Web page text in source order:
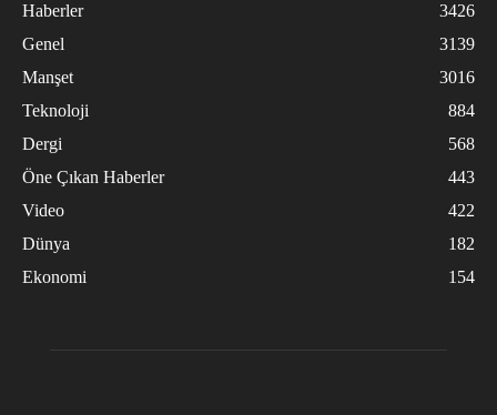
Haberler
3426
Genel
3139
Manşet
3016
Teknoloji
884
Dergi
568
Öne Çıkan Haberler
443
Video
422
Dünya
182
Ekonomi
154